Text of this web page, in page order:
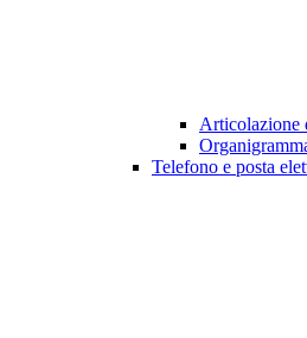
Articolazione
Telefono e posta